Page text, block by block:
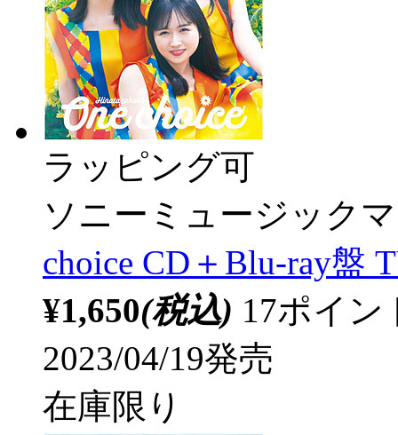
ラッピング可
ソニーミュージック
choice CD＋Blu-ray盤
¥1,650(税込) 17ポイ
2023/04/19発売
在庫限り